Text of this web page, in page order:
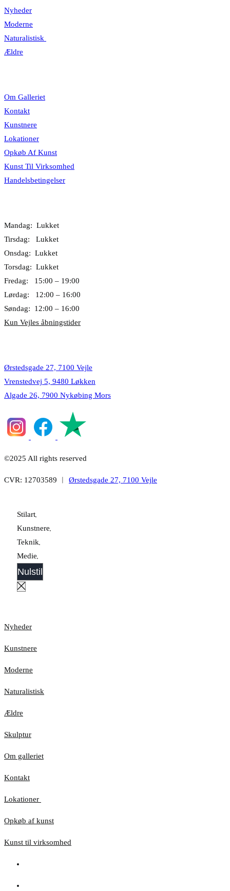
Nyheder
Moderne
Naturalistisk
Ældre
Om Galleriet
Kontakt
Kunstnere
Lokationer
Opkøb Af Kunst
Kunst Til Virksomhed
Handelsbetingelser
Mandag: Lukket
Tirsdag: Lukket
Onsdag: Lukket
Torsdag: Lukket
Fredag: 15:00 – 19:00
Lørdag: 12:00 – 16:00
Søndag: 12:00 – 16:00
Kun Vejles åbningstider
Ørstedsgade 27, 7100 Vejle
Vrenstedvej 5, 9480 Løkken
Algade 26, 7900 Nykøbing Mors
©2025 All rights reserved
CVR: 12703589 ︱ Ørstedsgade 27, 7100 Vejle
Stilart
Kunstnere
Teknik
Medie
Nulstil
Nyheder
Kunstnere
Moderne
Naturalistisk
Ældre
Skulptur
Om galleriet
Kontakt
Lokationer
Opkøb af kunst
Kunst til virksomhed